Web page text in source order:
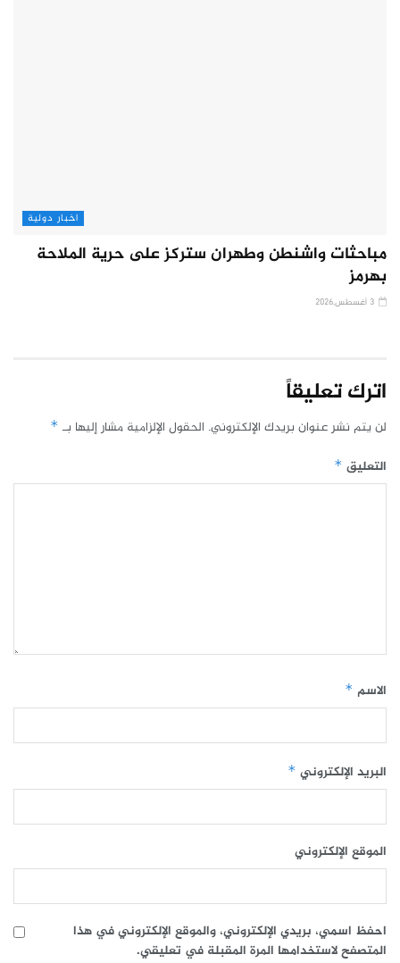
اخبار دولية
مباحثات واشنطن وطهران ستركز على حرية الملاحة
بهرمز
اترك تعليقاً
لن يتم نشر عنوان بريدك الإلكتروني. الحقول الإلزامية مشار إليها بـ *
التعليق *
الاسم *
البريد الإلكتروني *
الموقع الإلكتروني
احفظ اسمي، بريدي الإلكتروني، والموقع الإلكتروني في هذا
المتصفح لاستخدامها المرة المقبلة في تعليقي.